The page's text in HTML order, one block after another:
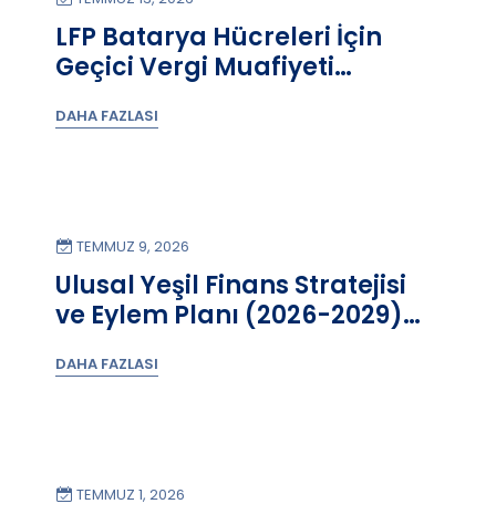
LFP Batarya Hücreleri İçin
Geçici Vergi Muafiyeti
DAHA FAZLASI
TEMMUZ 9, 2026
Ulusal Yeşil Finans Stratejisi
ve Eylem Planı (2026-2029)
DAHA FAZLASI
TEMMUZ 1, 2026